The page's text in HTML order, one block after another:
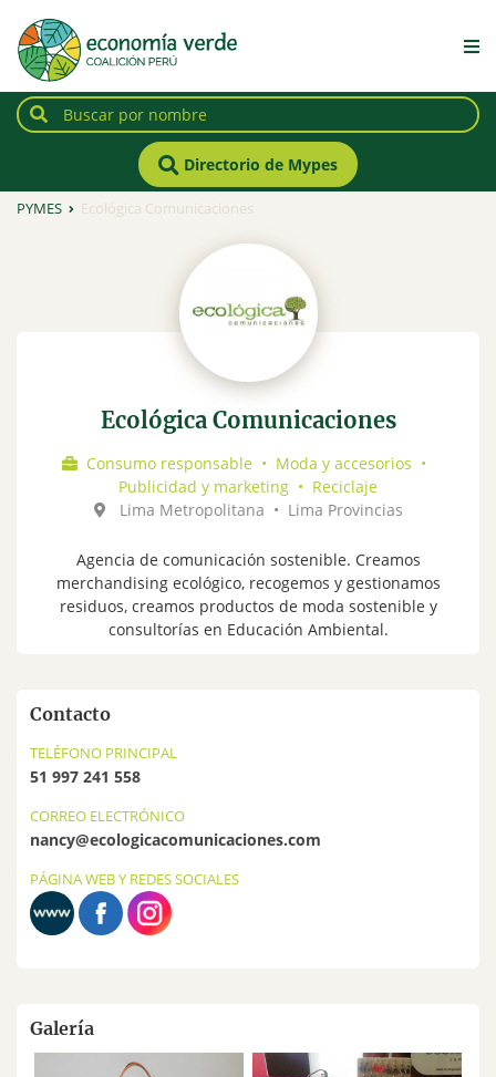
Directorio de Mypes
PYMES Ecológica Comunicaciones
Ecológica Comunicaciones
Consumo responsable • Moda y accesorios •
Publicidad y marketing • Reciclaje
Lima Metropolitana • Lima Provincias
Agencia de comunicación sostenible. Creamos
merchandising ecológico, recogemos y gestionamos
residuos, creamos productos de moda sostenible y
consultorías en Educación Ambiental.
Contacto
TELÉFONO PRINCIPAL
51 997 241 558
CORREO ELECTRÓNICO
nancy@ecologicacomunicaciones.com
PÁGINA WEB Y REDES SOCIALES
Galería